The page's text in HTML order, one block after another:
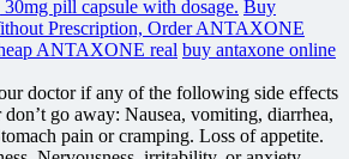
pill capsule with dosage. Buy
Prescription, Order ANTAXONE
ANTAXONE real buy antaxone online
doctor if any of the following side effects
don’t go away: Nausea, vomiting, diarrhea,
pain or cramping. Loss of appetite.